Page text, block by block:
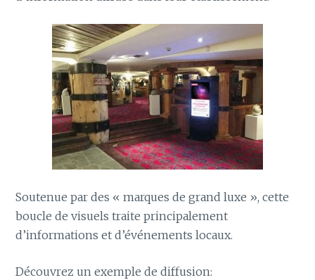
Soutenue par des « marques de grand luxe », cette
boucle de visuels traite principalement
d’informations et d’événements locaux.
Découvrez un exemple de diffusion: